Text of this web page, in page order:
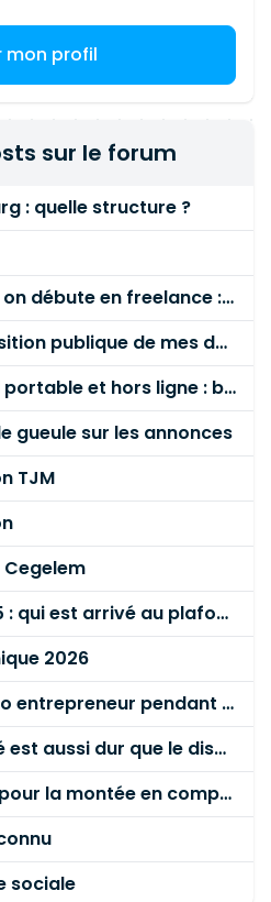
mon profil
sur le forum
: quelle structure ?
Fixer son TJM quand on débute en freelance : la méthode mathématique (et pas au feeling) 🛑
Ras-le-bol de l’exposition publique de mes données personnelles liées à mon entreprise
Un espace de travail portable et hors ligne : besoin réel ou fausse bonne idée ?
gueule sur les annonces
TJM
🚨 Réforme ARE 2025 : qui est arrivé au plafond des 60 % en gardant son entreprise ?
2026
Mixer portage et auto entrepreneur pendant des années - quel risque ?
Est-ce que le marché est aussi dur que le disent les commerciaux ?
« 5 jours de gratuité pour la montée en compétence »
sociale